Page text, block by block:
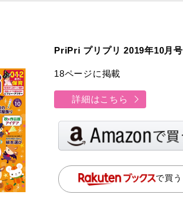
PriPri プリプリ 2019年10月号
18ページに掲載
詳細はこちら
で買う